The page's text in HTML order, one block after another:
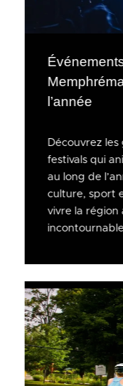
l’année
Découvrez
festivals qui
au long de
culture, sport
vivre la région